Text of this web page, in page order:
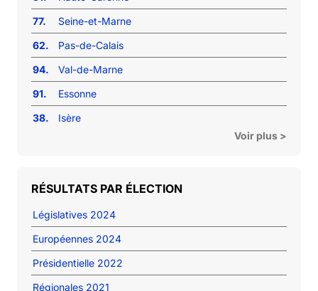
77.
Seine-et-Marne
62.
Pas-de-Calais
94.
Val-de-Marne
91.
Essonne
38.
Isère
Voir plus >
RÉSULTATS PAR ÉLECTION
Législatives 2024
Européennes 2024
Présidentielle 2022
Régionales 2021